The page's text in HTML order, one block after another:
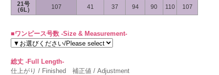
21号
（6L）
107 41 37 94 90 110 107
■ワンピース号数 -Size & Measurement-
総丈 -Full Length-
仕上がり / Finished
補正値 / Adjustment